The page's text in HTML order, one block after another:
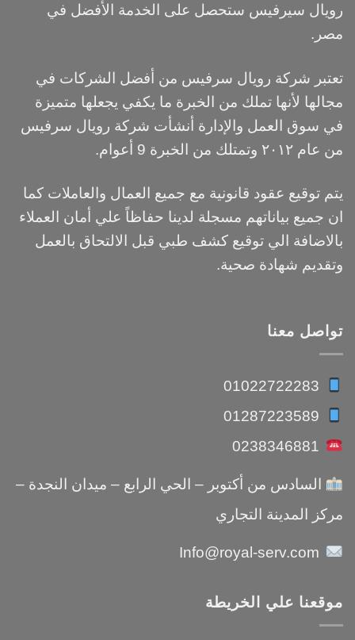
رويال سيرفيس ستحصل على الخدمة الأفضل في
مصر.
تعتبر شركة رويال سرفيس من أفضل الشركات في
مجالها لأنها تملك من الخبرة ما يكفي يجعلها متميزة
في سوق العمل والإدارة أنشأت شركة رويال سرفيس
من عام ٢٠١٢ وتمتلك من الخبرة 9 أعوام.
يتم توقيع عقود قانونية مع جميع العمال والعاملات كما
ان جميع بياناتهم مسجلة لدينا حفاظاً علي أمان العملاء
بالاضافة الي توقيع كشف طبي قبل الالتحاق بالعمل
وتقديم شهادة صحية.
تواصل معنا
01022722283
01287223589
0238346881
السادس من أكتوبر – الحي الرابع – ميدان النجدة –
مركز المدينة التجاري
Info@royal-serv.com
موقعنا علي الخريطة